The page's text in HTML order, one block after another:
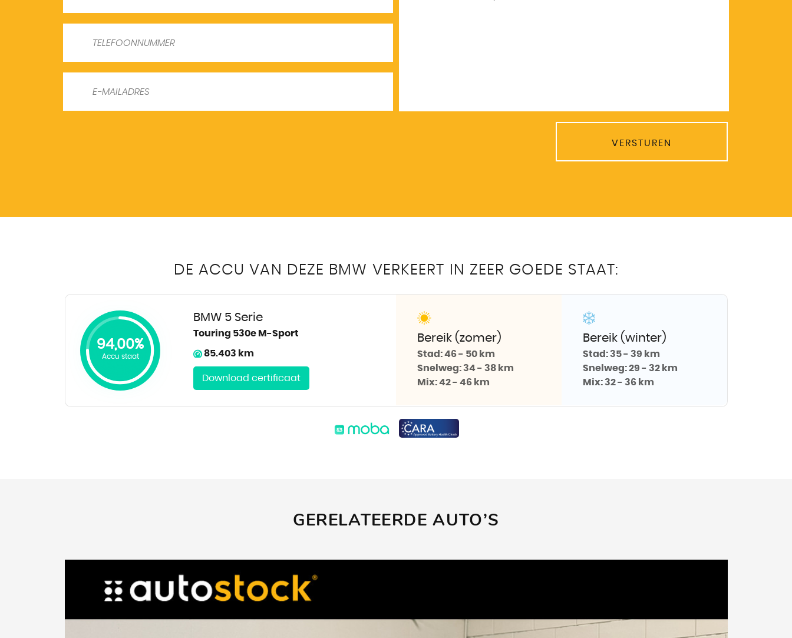
VERSTUREN
DE ACCU VAN DEZE BMW VERKEERT IN ZEER GOEDE STAAT:
94,00%
Accu staat
BMW 5 Serie
Touring 530e M-Sport
85.403 km
Download certificaat
Bereik (zomer)
Stad:46 - 50 km
Snelweg:34 - 38 km
Mix:42 - 46 km
Bereik (winter)
Stad:35 - 39 km
Snelweg:29 - 32 km
Mix:32 - 36 km
GERELATEERDE AUTO’S